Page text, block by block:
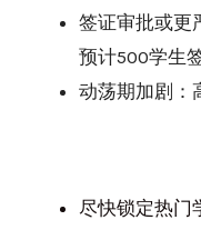
签证审批或更
预计500学生
动荡期加剧：
尽快锁定热门